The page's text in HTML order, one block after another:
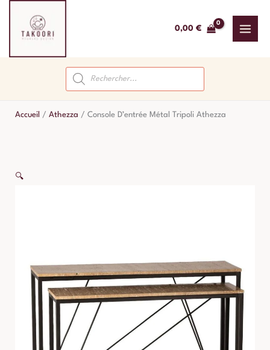
contenu
0,00 €
Recherche
de
produits
Accueil / Athezza / Console D’entrée Métal Tripoli Athezza
🔍